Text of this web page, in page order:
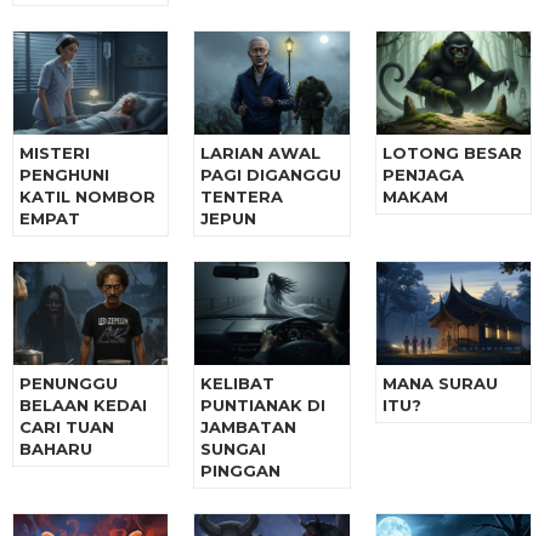
MISTERI
PENGHUNI
KATIL NOMBOR
EMPAT
LARIAN AWAL
PAGI DIGANGGU
TENTERA
JEPUN
LOTONG BESAR
PENJAGA
MAKAM
PENUNGGU
BELAAN KEDAI
CARI TUAN
BAHARU
KELIBAT
PUNTIANAK DI
JAMBATAN
SUNGAI
PINGGAN
MANA SURAU
ITU?